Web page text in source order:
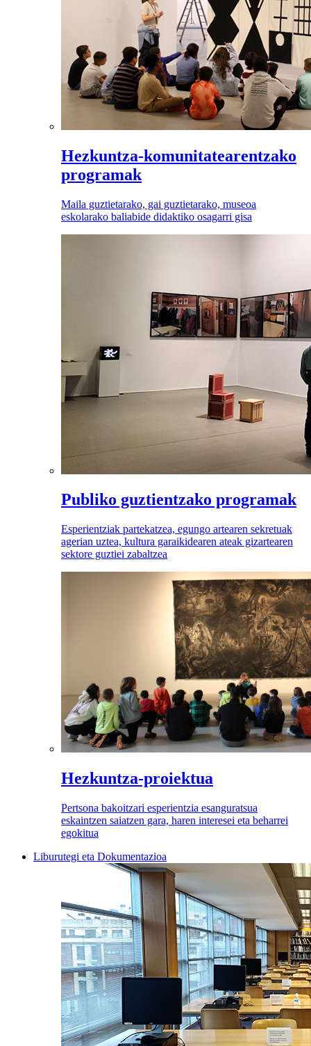
Hezkuntza-komunitatearentzako
programak
Maila guztietarako, gai guztietarako, museoa
eskolarako baliabide didaktiko osagarri gisa
Publiko guztientzako programak
Esperientziak partekatzea, egungo artearen sekretuak
agerian uztea, kultura garaikidearen ateak gizartearen
sektore guztiei zabaltzea
Hezkuntza-proiektua
Pertsona bakoitzari esperientzia esanguratsua
eskaintzen saiatzen gara, haren interesei eta beharrei
egokitua
Liburutegi eta Dokumentazioa